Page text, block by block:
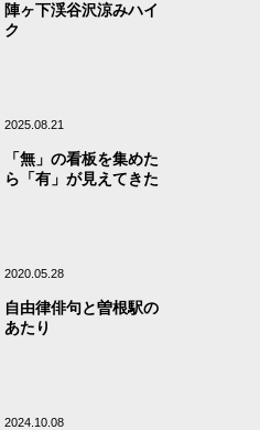
陣ヶ下渓谷沢涼みハイ
ク
2025.08.21
「無」の看板を集めた
ら「有」が見えてきた
2020.05.28
自由律俳句と曽根駅の
あたり
2024.10.08